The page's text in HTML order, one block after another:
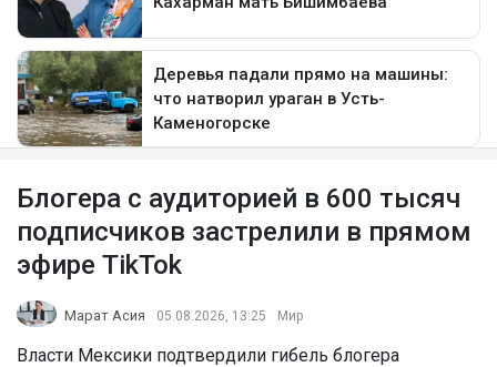
Блогера с аудиторией в 600 тысяч
подписчиков застрелили в прямом
эфире TikTok
Марат Асия 05.08.2026, 13:25 Мир
Власти Мексики подтвердили гибель блогера